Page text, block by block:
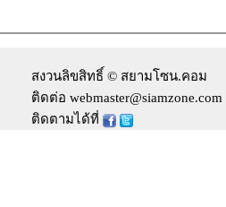
สงวนลิขสิทธิ์ © สยามโซน.คอม
ติดต่อ webmaster@siamzone.com
ติดตามได้ที่